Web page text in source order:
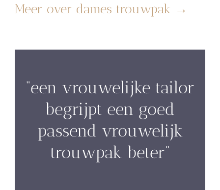
Meer over dames trouwpak →
“een vrouwelijke tailor
begrijpt een goed
passend vrouwelijk
trouwpak beter”